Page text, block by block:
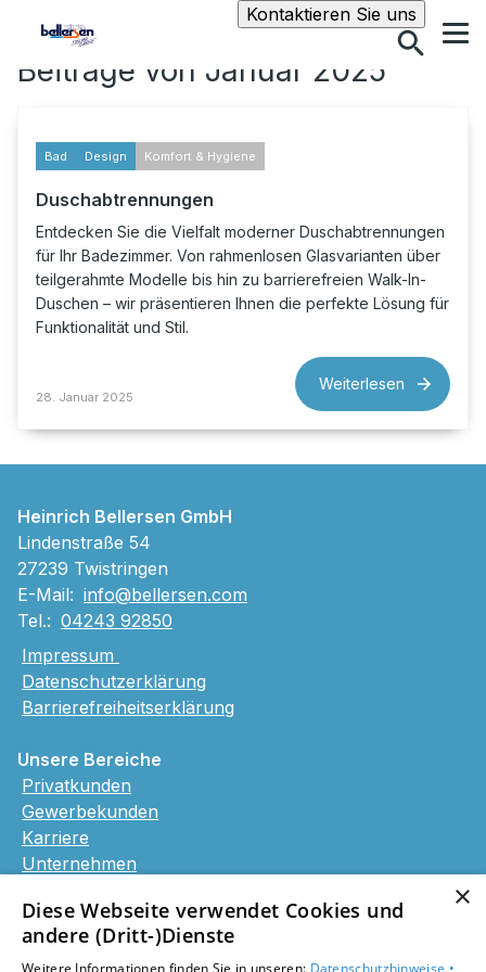
Kontaktieren Sie unsSuche
Beiträge von Januar 2025
Bad Design Komfort & Hygiene
Duschabtrennungen
Entdecken Sie die Vielfalt moderner Duschabtrennungen
für Ihr Badezimmer. Von rahmenlosen Glasvarianten über
teilgerahmte Modelle bis hin zu barrierefreien Walk-In-
Duschen – wir präsentieren Ihnen die perfekte Lösung für
Funktionalität und Stil.
28. Januar 2025
Weiterlesen
Heinrich Bellersen GmbH
Lindenstraße 54
27239 Twistringen
E-Mail: info@bellersen.com
Tel.: 04243 92850
Impressum
Datenschutzerklärung
Barrierefreiheitserklärung
Unsere Bereiche
Privatkunden
Gewerbekunden
Karriere
Unternehmen
×
Diese Webseite verwendet Cookies und
andere (Dritt-)Dienste
Weitere Informationen finden Sie in unseren: Datenschutzhinweise •